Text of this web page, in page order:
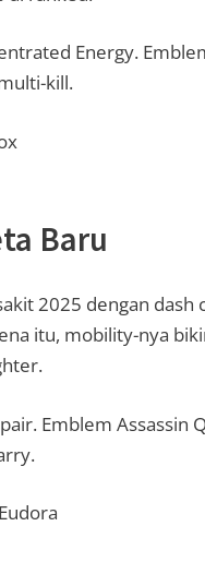
Energy.
kill.
Baru
2025 dengan dash
itu, mobility-nya
Emblem Assassin